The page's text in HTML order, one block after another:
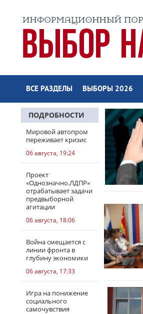
ВСЕ РАЗДЕЛЫ ВЫБОРЫ 2026
ПОДРОБНОСТИ
Мировой автопром
переживает кризис
06 августа, 19:24
Проект
«Однозначно.ЛДПР»
отрабатывает задачи
предвыборной
агитации
06 августа, 18:06
Война смещается с
линии фронта в
глубину экономики
06 августа, 17:33
Игра на понижение
социального
самочувствия